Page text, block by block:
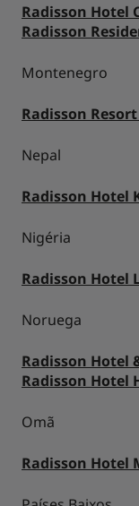
Radisson Hotel
Radisson
Montenegro
Radisson
Nepal
Radisson Hotel
Nigéria
Radisson Hotel
Noruega
Radisson Hotel
Radisson Hotel
Omã
Radisson Hotel